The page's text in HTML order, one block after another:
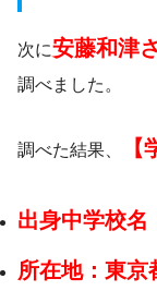
次に安藤和津
調べました。
調べた結果、
出身中学校名
所在地：東京